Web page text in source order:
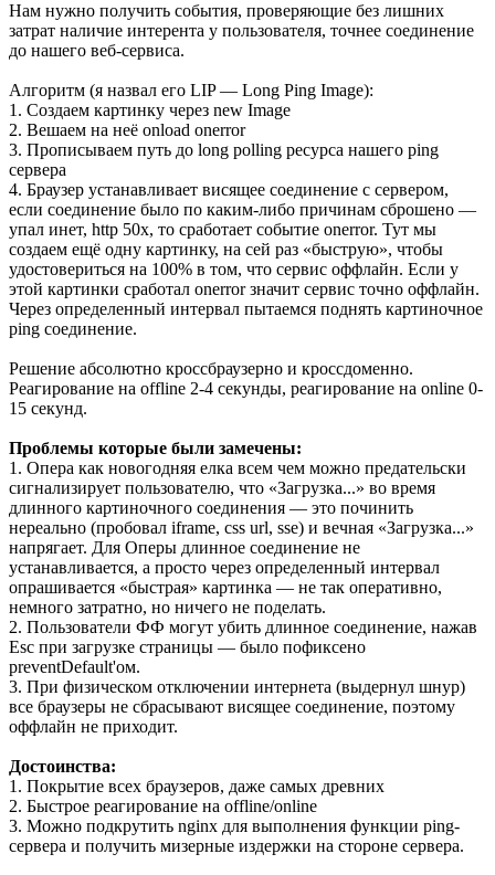
Нам нужно получить события, проверяющие без лишних
затрат наличие интерента у пользователя, точнее соединение
до нашего веб-сервиса.
Алгоритм (я назвал его LIP — Long Ping Image):
1. Создаем картинку через new Image
2. Вешаем на неё onload onerror
3. Прописываем путь до long polling ресурса нашего ping
сервера
4. Браузер устанавливает висящее соединение с сервером,
если соединение было по каким-либо причинам сброшено —
упал инет, http 50x, то сработает событие onerror. Тут мы
создаем ещё одну картинку, на сей раз «быструю», чтобы
удостовериться на 100% в том, что сервис оффлайн. Если у
этой картинки сработал onerror значит сервис точно оффлайн.
Через определенный интервал пытаемся поднять картиночное
ping соединение.
Решение абсолютно кроссбраузерно и кроссдоменно.
Реагирование на offline 2-4 секунды, реагирование на online 0-
15 секунд.
Проблемы которые были замечены:
1. Опера как новогодняя елка всем чем можно предательски
сигнализирует пользователю, что «Загрузка...» во время
длинного картиночного соединения — это починить
нереально (пробовал iframe, css url, sse) и вечная «Загрузка...»
напрягает. Для Оперы длинное соединение не
устанавливается, а просто через определенный интервал
опрашивается «быстрая» картинка — не так оперативно,
немного затратно, но ничего не поделать.
2. Пользователи ФФ могут убить длинное соединение, нажав
Esc при загрузке страницы — было пофиксено
preventDefault'ом.
3. При физическом отключении интернета (выдернул шнур)
все браузеры не сбрасывают висящее соединение, поэтому
оффлайн не приходит.
Достоинства:
1. Покрытие всех браузеров, даже самых древних
2. Быстрое реагирование на offline/online
3. Можно подкрутить nginx для выполнения функции ping-
сервера и получить мизерные издержки на стороне сервера.